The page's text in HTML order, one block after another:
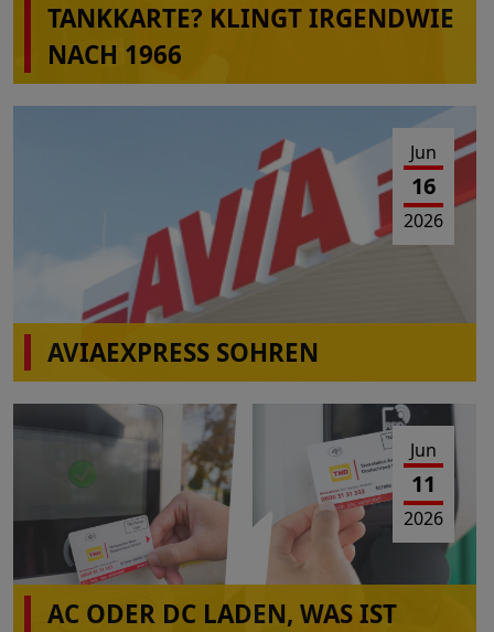
TANKKARTE? KLINGT IRGENDWIE
NACH 1966
Jun
16
2026
AVIAEXPRESS SOHREN
Einschränkungen Tankbetrieb am 23.06.2026 von
10:00-16:00 Uhr
Jun
11
2026
AC ODER DC LADEN, WAS IST